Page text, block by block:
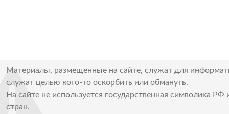
Материалы, размещенные на сайте, служат для
служат целью кого-то оскорбить или обмануть.
На сайте не используется государственная символика РФ
стран.